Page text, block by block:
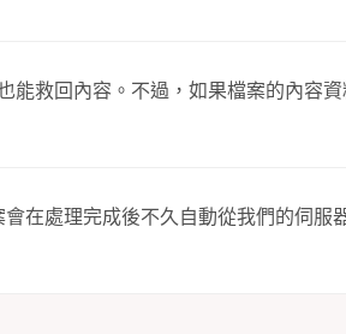
能救回內容。不過，如果檔案的內容
在處理完成後不久自動從我們的伺服